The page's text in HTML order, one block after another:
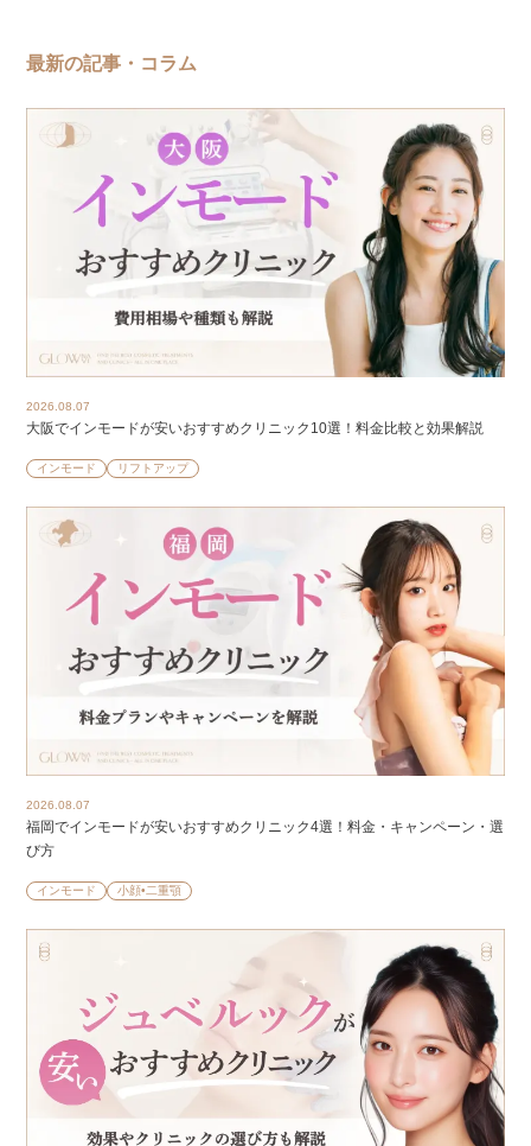
最新の記事・コラム
2026.08.07
大阪でインモードが安いおすすめクリニック10選！料金比較と効果解説
インモード リフトアップ
2026.08.07
福岡でインモードが安いおすすめクリニック4選！料金・キャンペーン・選
び方
インモード 小顔•二重顎